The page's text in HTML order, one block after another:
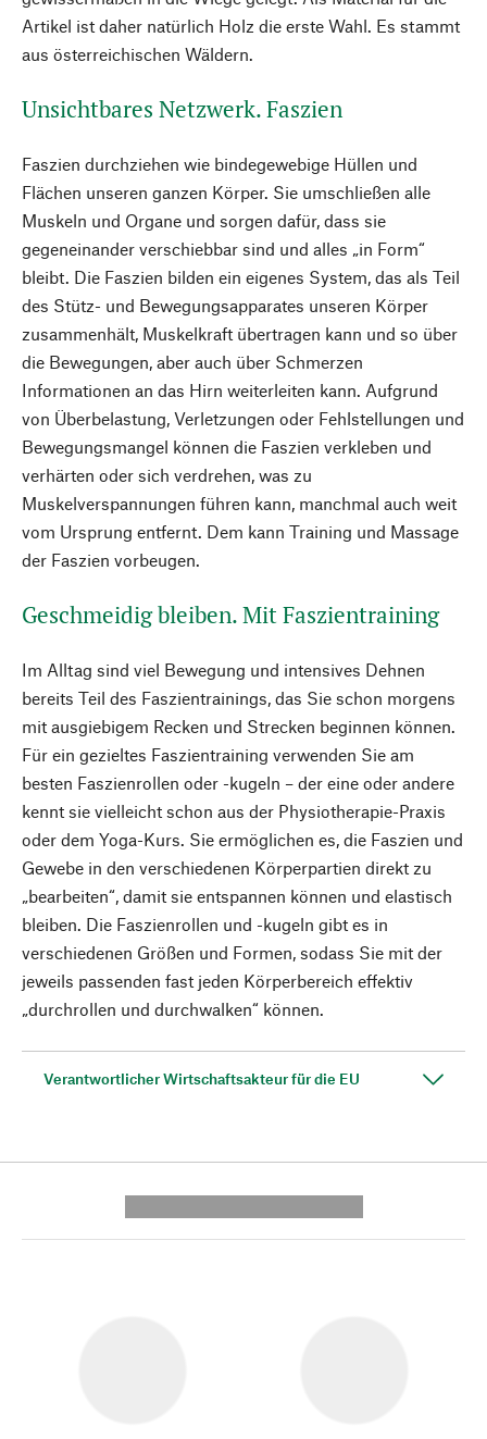
Artikel ist daher natürlich Holz die erste Wahl. Es stammt
aus österreichischen Wäldern.
Unsichtbares Netzwerk. Faszien
Faszien durchziehen wie bindegewebige Hüllen und
Flächen unseren ganzen Körper. Sie umschließen alle
Muskeln und Organe und sorgen dafür, dass sie
gegeneinander verschiebbar sind und alles „in Form“
bleibt. Die Faszien bilden ein eigenes System, das als Teil
des Stütz- und Bewegungsapparates unseren Körper
zusammenhält, Muskelkraft übertragen kann und so über
die Bewegungen, aber auch über Schmerzen
Informationen an das Hirn weiterleiten kann. Aufgrund
von Überbelastung, Verletzungen oder Fehlstellungen und
Bewegungsmangel können die Faszien verkleben und
verhärten oder sich verdrehen, was zu
Muskelverspannungen führen kann, manchmal auch weit
vom Ursprung entfernt. Dem kann Training und Massage
der Faszien vorbeugen.
Geschmeidig bleiben. Mit Faszientraining
Im Alltag sind viel Bewegung und intensives Dehnen
bereits Teil des Faszientrainings, das Sie schon morgens
mit ausgiebigem Recken und Strecken beginnen können.
Für ein gezieltes Faszientraining verwenden Sie am
besten Faszienrollen oder -kugeln – der eine oder andere
kennt sie vielleicht schon aus der Physiotherapie-Praxis
oder dem Yoga-Kurs. Sie ermöglichen es, die Faszien und
Gewebe in den verschiedenen Körperpartien direkt zu
„bearbeiten“, damit sie entspannen können und elastisch
bleiben. Die Faszienrollen und -kugeln gibt es in
verschiedenen Größen und Formen, sodass Sie mit der
jeweils passenden fast jeden Körperbereich effektiv
„durchrollen und durchwalken“ können.
Verantwortlicher Wirtschaftsakteur für die EU